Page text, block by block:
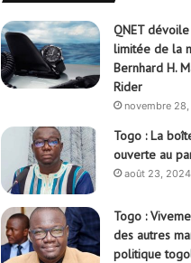
QNET
limitée de la
Bernhard H.
Rider
novembre
Togo : La
ouverte au
août 23, 2024
Togo :
des autres
politique